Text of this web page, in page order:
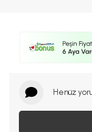
Henüz